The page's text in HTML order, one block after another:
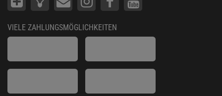
VIELE ZAHLUNGSMÖGLICHKEITEN